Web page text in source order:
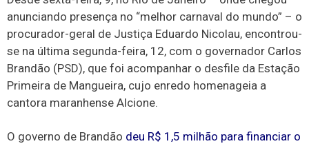
anunciando presença no “melhor carnaval do mundo” – o
procurador-geral de Justiça Eduardo Nicolau, encontrou-
se na última segunda-feira, 12, com o governador Carlos
Brandão (PSD), que foi acompanhar o desfile da Estação
Primeira de Mangueira, cujo enredo homenageia a
cantora maranhense Alcione.
O governo de Brandão deu R$ 1,5 milhão para financiar o